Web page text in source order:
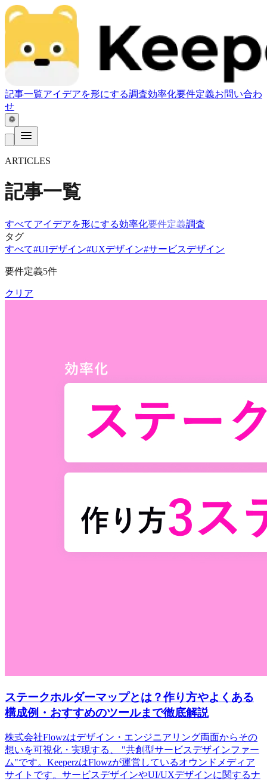
記事一覧アイデアを形にする調査効率化要件定義お問い合わ
せ
🌐
ARTICLES
記事一覧
すべてアイデアを形にする効率化要件定義調査
タグ
すべて#UIデザイン#UXデザイン#サービスデザイン
要件定義5件
クリア
ステークホルダーマップとは？作り方やよくある
構成例・おすすめのツールまで徹底解説
株式会社Flowzはデザイン・エンジニアリング両面からその
想いを可視化・実現する、 "共創型サービスデザインファー
ム"です。KeeperzはFlowzが運営しているオウンドメディア
サイトです。サービスデザインやUI/UXデザインに関するナ